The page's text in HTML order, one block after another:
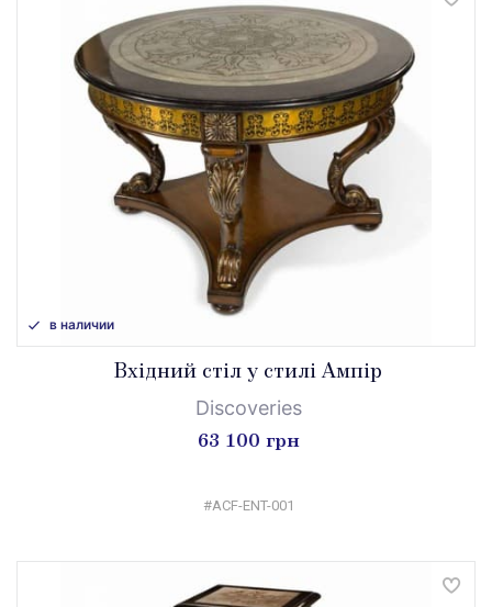
в наличии
Вхідний стіл у стилі Ампір
Discoveries
63 100 грн
#ACF-ENT-001